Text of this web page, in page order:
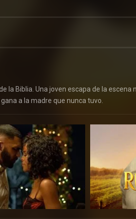
la Biblia. Una joven escapa de la
a la madre que nunca tuvo.